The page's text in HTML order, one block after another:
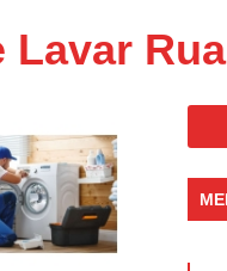
Tecnica Ar
Tecnica de Ar
Tecnica de Ar
Tecnica em Ar
Condicionado Portatil